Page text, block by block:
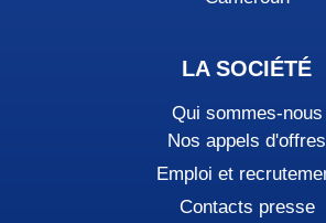
LA SOCIÉTÉ
Qui sommes-nous
Nos appels d'offres
Emploi et
Contacts presse